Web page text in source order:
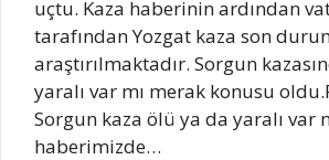
uçtu. Kaza haberinin ardından
tarafından Yozgat kaza son
araştırılmaktadır. Sorgun
yaralı var mı merak konusu
Sorgun kaza ölü ya da yaralı var
haberimizde…